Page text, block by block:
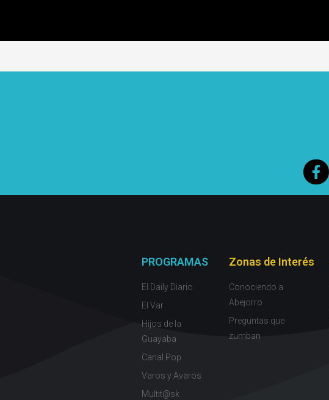
PROGRAMAS
El Daily Diario
El Var
Hijos de la
Guayaba
Canal Pop
Varos y Avaros
Multit@sk
Zonas de Interés
Conociendo a
Abejorro
Preguntas que
zumban